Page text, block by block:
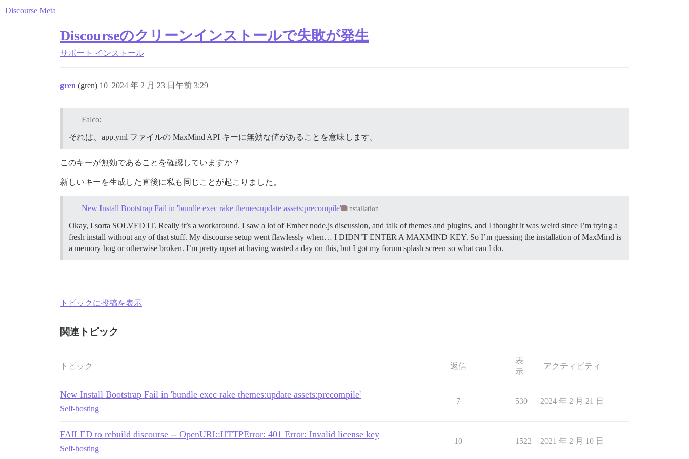
Discourse Meta
Discourseのクリーンインストールで失敗が発生
サポート インストール
gren (gren) 2024 年 2 月 23 日午前 3:29
10
Falco:
それは、app.yml ファイルの MaxMind API キーに無効な値があることを意味します。
このキーが無効であることを確認していますか？
新しいキーを生成した直後に私も同じことが起こりました。
New Install Bootstrap Fail in 'bundle exec rake themes:update assets:precompile' Installation
Okay, I sorta SOLVED IT. Really it’s a workaround. I saw a lot of Ember node.js discussion, and talk of themes and plugins, and I thought it was weird since I’m trying a
fresh install without any of that stuff. My discourse setup went flawlessly when… I DIDN’T ENTER A MAXMIND KEY. So I’m guessing the installation of MaxMind is
a memory hog or otherwise broken. I’m pretty upset at having wasted a day on this, but I got my forum splash screen so what can I do.
トピックに投稿を表示
関連トピック
トピック 返信
表
示
アクティビティ
New Install Bootstrap Fail in 'bundle exec rake themes:update assets:precompile'
Self-hosting
7 530 2024 年 2 月 21 日
FAILED to rebuild discourse -- OpenURI::HTTPError: 401 Error: Invalid license key
Self-hosting
10 1522 2021 年 2 月 10 日